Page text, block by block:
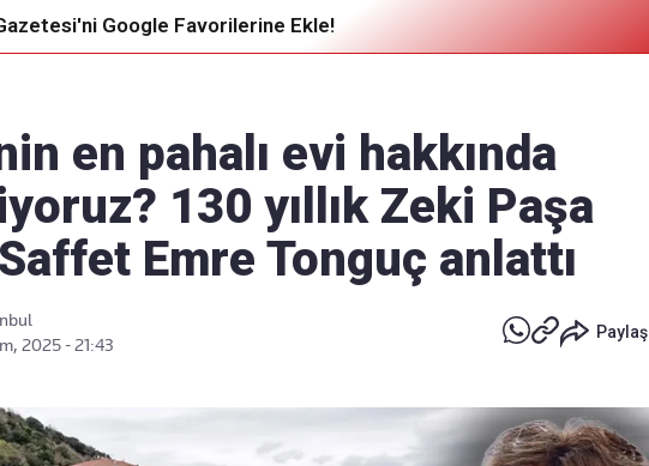
göndermek içintıklayın
Google Favorilerine Ekle!
en pahalı evi hakkında
130 yıllık Zeki Paşa
Saffet Emre Tonguç anlattı
2025 - 21:43
Paylaş